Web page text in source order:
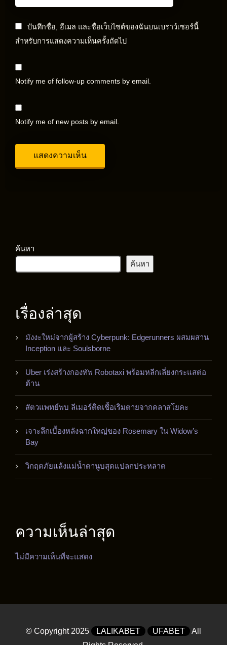
บันทึกชื่อ, อีเมล และชื่อเว็บไซต์ของฉันบนเบราว์เซอร์นี้
สำหรับการแสดงความเห็นครั้งถัดไป
Notify me of follow-up comments by email.
Notify me of new posts by email.
ค้นหา
ค้นหา
เรื่องล่าสุด
มังงะใหม่จากผู้สร้าง Cyberpunk: Edgerunners ผสมผสาน
Inception และ Soulsborne
Uber เร่งสร้างกองทัพ Robotaxi พร้อมหลีกเลี่ยงกระแสต่อ
ต้าน
สัตวแพทย์พบ ลีเมอร์ติดเชื้อเริมตายจากคลาสโยคะ
เจาะลึกเบื้องหลังฉากใหญ่ของ Rosemary ใน Widow’s
Bay
วิกฤตภัยแล้งแม่น้ำดานูบสุดแปลกประหลาด
ความเห็นล่าสุด
ไม่มีความเห็นที่จะแสดง
© Copyright 2025 LALIKABET UFABET
All